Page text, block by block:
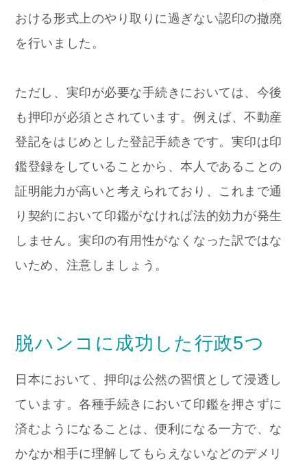
おける形式上のやり取りに過ぎない認印の撤廃
を行いました。
ただし、実印が必要な手続きにおいては、今後
も押印が必須とされています。例えば、不動産
登記をはじめとした登記手続きです。実印は印
鑑登録をしていることから、本人であることの
証明能力が高いと考えられており、これまで通
り契約において印鑑がなければ法的効力が発生
しません。実印の有用性がなくなった訳ではな
いため、注意しましょう。
脱ハンコに成功した行政5つ
日本において、押印は公然の習慣として浸透し
ています。各種手続きにおいて印鑑を押さずに
済むようになることは、便利になる一方で、な
かなか相手に理解してもらえないなどのデメリ